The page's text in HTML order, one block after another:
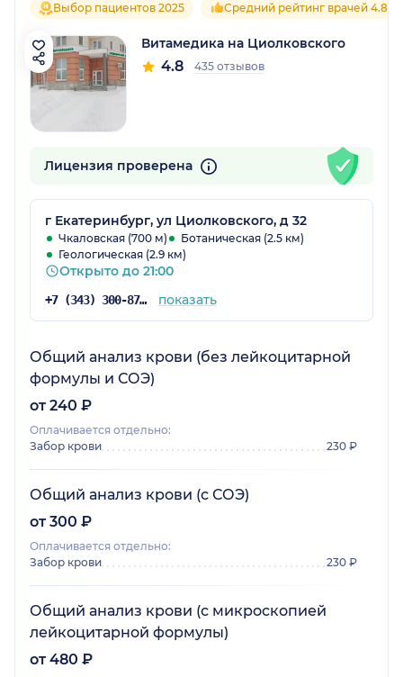
Выбор пациентов 2025 Средний рейтинг врачей 4.8
Витамедика на Циолковского
4.8 435 отзывов
Лицензия проверена
г Екатеринбург, ул Циолковского, д 32
Чкаловская (700 м)
Ботаническая (2.5 км)
Геологическая (2.9 км)
Открыто до 21:00
+7 (343) 300-87-38 показать
Общий анализ крови (без лейкоцитарной
формулы и СОЭ)
от 240 ₽
Оплачивается отдельно:
Забор крови
230 ₽
Общий анализ крови (с СОЭ)
от 300 ₽
Оплачивается отдельно:
Забор крови
230 ₽
Общий анализ крови (с микроскопией
лейкоцитарной формулы)
от 480 ₽